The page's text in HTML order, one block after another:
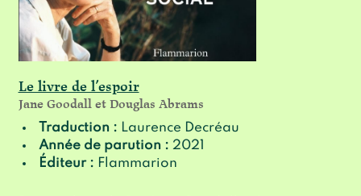
Le livre de l’espoir
Jane Goodall et Douglas Abrams
Traduction : Laurence Decréau
Année de parution : 2021
Éditeur : Flammarion